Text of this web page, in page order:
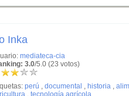
Inka
mediateca-cia
3.0/5.0 (23 votos)
perú , documental , historia ,
, tecnología agrícola